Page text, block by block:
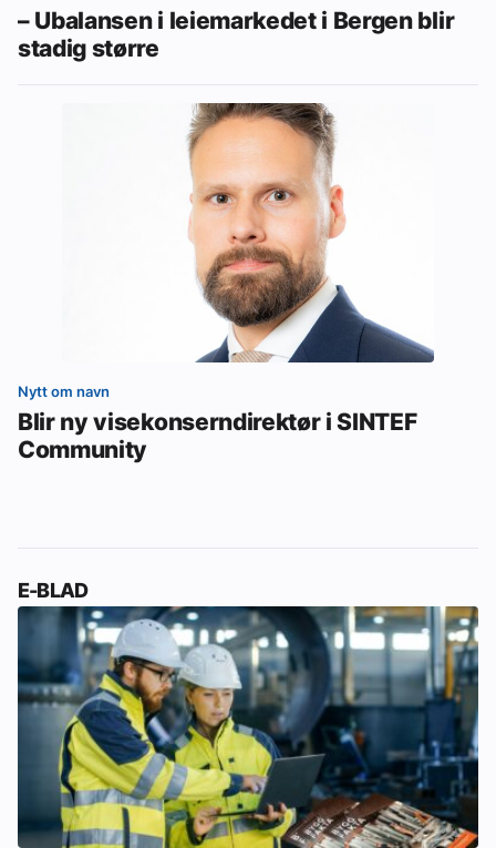
– Ubalansen i leiemarkedet i Bergen blir
stadig større
Nytt om navn
Blir ny visekonserndirektør i SINTEF
Community
E-BLAD